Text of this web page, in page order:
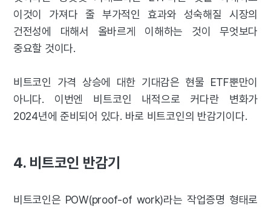
이것이 가져다 줄 부가적인 효과와 성숙해질 시장의
건전성에 대해서 올바르게 이해하는 것이 무엇보다
중요할 것이다.
비트코인 가격 상승에 대한 기대감은 현물 ETF뿐만이
아니다. 이번엔 비트코인 내적으로 커다란 변화가
2024년에 준비되어 있다. 바로 비트코인의 반감기이다.
4. 비트코인 반감기
비트코인은 POW(proof-of work)라는 작업증명 형태로